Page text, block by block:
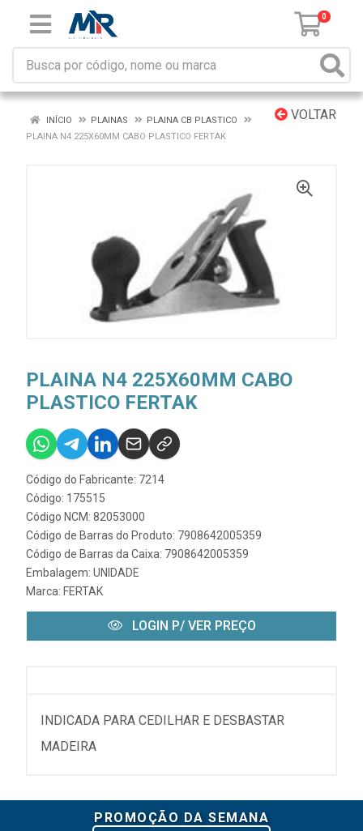
0
VOLTAR
INÍCIO PLAINAS
PLAINA CB PLASTICO
PLAINA N4 225X60MM CABO PLASTICO FERTAK
PLAINA N4 225X60MM CABO
PLASTICO FERTAK
Código do Fabricante: 7214
Código: 175515
Código NCM: 82053000
Código de Barras do Produto: 7908642005359
Código de Barras da Caixa: 7908642005359
Embalagem: UNIDADE
Marca: FERTAK
LOGIN P/ VER PREÇO
INDICADA PARA CEDILHAR E DESBASTAR
MADEIRA
PROMOÇÃO DA SEMANA